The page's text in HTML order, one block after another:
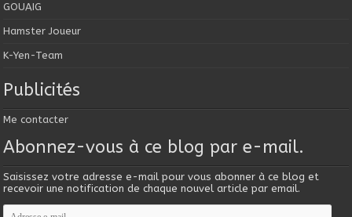
GOUAIG
Hamster Joueur
K-Yen-Team
Publicités
Me contacter
Abonnez-vous à ce blog par e-mail.
Saisissez votre adresse e-mail pour vous abonner à ce blog et
recevoir une notification de chaque nouvel article par email.
Adresse